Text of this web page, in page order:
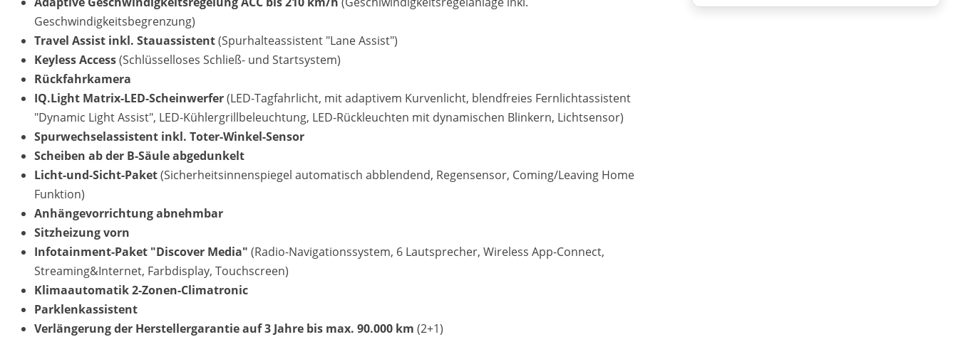
Geschwindigkeitsbegrenzung)
Travel Assist inkl. Stauassistent(Spurhalteassistent "Lane Assist")
Keyless Access(Schlüsselloses Schließ- und Startsystem)
Rückfahrkamera
IQ.Light Matrix-LED-Scheinwerfer(LED-Tagfahrlicht, mit adaptivem Kurvenlicht, blendfreies Fernlichtassistent
"Dynamic Light Assist", LED-Kühlergrillbeleuchtung, LED-Rückleuchten mit dynamischen Blinkern, Lichtsensor)
Spurwechselassistent inkl. Toter-Winkel-Sensor
Scheiben ab der B-Säule abgedunkelt
Licht-und-Sicht-Paket(Sicherheitsinnenspiegel automatisch abblendend, Regensensor, Coming/Leaving Home
Funktion)
Anhängevorrichtung abnehmbar
Sitzheizung vorn
Infotainment-Paket "Discover Media" (Radio-Navigationssystem, 6 Lautsprecher, Wireless App-Connect,
Streaming&Internet, Farbdisplay, Touchscreen)
Klimaautomatik 2-Zonen-Climatronic
Parklenkassistent
Verlängerung der Herstellergarantie auf 3 Jahre bis max. 90.000 km (2+1)